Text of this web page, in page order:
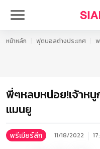
หน้าหลัก ฟุตบอลต่างประเทศ
พี่ๆหลบหน่อย!เจ้าหนู
แมนยู
พรีเมียร์ลีก 11/18/2022